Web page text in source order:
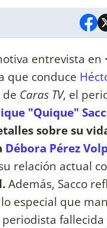
entrevista en
que conduce
de Caras TV, el
"Quique"
sobre su
Débora Pérez
relación actual
Además, Sacco
especial que
fallecida